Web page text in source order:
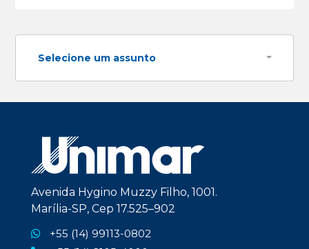
Selecione um assunto
Avenida Hygino Muzzy Filho, 1001.
Marília-SP, Cep 17.525–902
+55 (14) 99113-0802